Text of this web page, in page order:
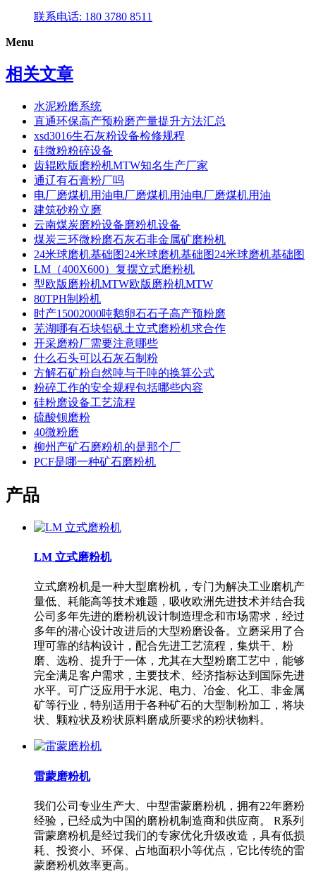
联系电话: 180 3780 8511
Menu
相关文章
水泥粉磨系统
直通环保高产预粉磨产量提升方法汇总
xsd3016生石灰粉设备检修规程
硅微粉粉碎设备
齿辊欧版磨粉机MTW知名生产厂家
通辽有石膏粉厂吗
电厂磨煤机用油电厂磨煤机用油电厂磨煤机用油
建筑砂粉立磨
云南煤炭磨粉设备磨粉机设备
煤炭三环微粉磨石灰石非金属矿磨粉机
24米球磨机基础图24米球磨机基础图24米球磨机基础图
LM（400X600）复摆立式磨粉机
型欧版磨粉机MTW欧版磨粉机MTW
80TPH制粉机
时产15002000吨鹅卵石石子高产预粉磨
芜湖哪有石块铝矾土立式磨粉机求合作
开采磨粉厂需要注意哪些
什么石头可以石灰石制粉
方解石矿粉自然吨与干吨的换算公式
粉碎工作的安全规程包括哪些内容
硅粉磨设备工艺流程
硫酸钡磨粉
40微粉磨
柳州产矿石磨粉机的是那个厂
PCF是哪一种矿石磨粉机
产品
LM 立式磨粉机
立式磨粉机是一种大型磨粉机，专门为解决工业磨机产
量低、耗能高等技术难题，吸收欧洲先进技术并结合我
公司多年先进的磨粉机设计制造理念和市场需求，经过
多年的潜心设计改进后的大型粉磨设备。立磨采用了合
理可靠的结构设计，配合先进工艺流程，集烘干、粉
磨、选粉、提升于一体，尤其在大型粉磨工艺中，能够
完全满足客户需求，主要技术、经济指标达到国际先进
水平。可广泛应用于水泥、电力、冶金、化工、非金属
矿等行业，特别适用于各种矿石的大型制粉加工，将块
状、颗粒状及粉状原料磨成所要求的粉状物料。
雷蒙磨粉机
我们公司专业生产大、中型雷蒙磨粉机，拥有22年磨粉
经验，已经成为中国的磨粉机制造商和供应商。 R系列
雷蒙磨粉机是经过我们的专家优化升级改造，具有低损
耗、投资小、环保、占地面积小等优点，它比传统的雷
蒙磨粉机效率更高。